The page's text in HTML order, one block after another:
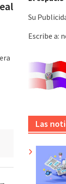
Su
Escribe a:
Las